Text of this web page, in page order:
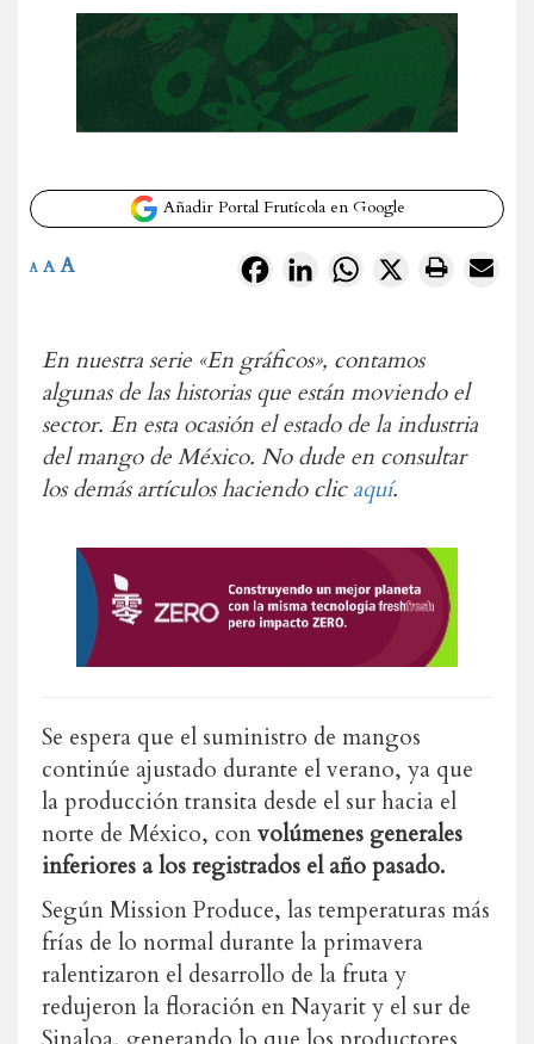
Añadir Portal Frutícola en Google
FacebookLinkedInWhatsApp
X
A A A
En nuestra serie «En gráficos», contamos
algunas de las historias que están moviendo el
sector. En esta ocasión el estado de la industria
del mango de México. No dude en consultar
los demás artículos haciendo clic aquí.
Se espera que el suministro de mangos
continúe ajustado durante el verano, ya que
la producción transita desde el sur hacia el
norte de México, convolúmenes generales
inferiores a los registrados el año pasado.
Según Mission Produce, las temperaturas más
frías de lo normal durante la primavera
ralentizaron el desarrollo de la fruta y
redujeron la floración en Nayarit y el sur de